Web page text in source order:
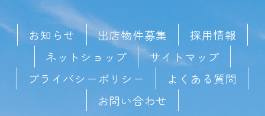
お知らせ 出店物件募集
採用情報
ネットショップ
サイトマップ
プライバシーポリシー
よくある質問
お問い合わせ